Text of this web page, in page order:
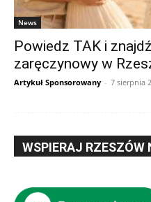
News
Powiedz TAK i
zaręczynowy w
Artykuł Sponsorowany - 7 sierpnia
WSPIERAJ RZESZÓW